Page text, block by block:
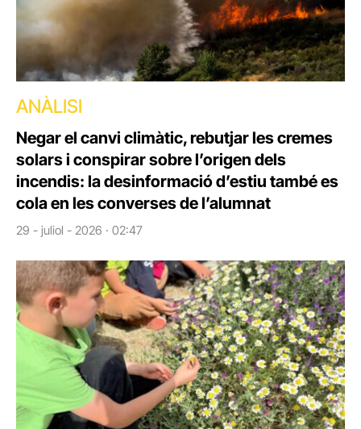
ANÀLISI
Negar el canvi climàtic, rebutjar les cremes
solars i conspirar sobre l’origen dels
incendis: la desinformació d’estiu també es
cola en les converses de l’alumnat
29 - juliol - 2026 · 02:47